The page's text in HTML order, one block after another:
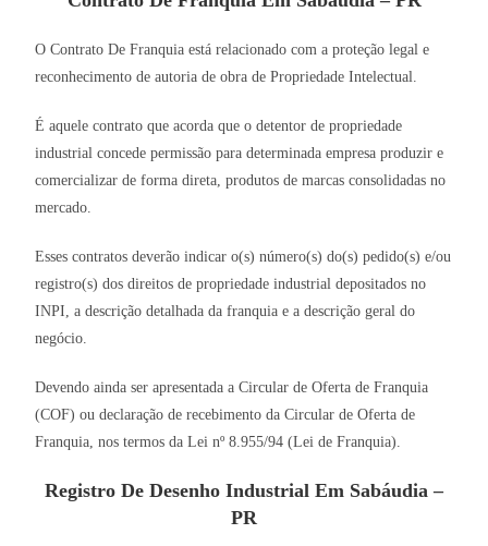
O Contrato De Franquia está relacionado com a proteção legal e
reconhecimento de autoria de obra de Propriedade Intelectual.
É aquele contrato que acorda que o detentor de propriedade
industrial concede permissão para determinada empresa produzir e
comercializar de forma direta, produtos de marcas consolidadas no
mercado.
Esses contratos deverão indicar o(s) número(s) do(s) pedido(s) e/ou
registro(s) dos direitos de propriedade industrial depositados no
INPI, a descrição detalhada da franquia e a descrição geral do
negócio.
Devendo ainda ser apresentada a Circular de Oferta de Franquia
(COF) ou declaração de recebimento da Circular de Oferta de
Franquia, nos termos da Lei nº 8.955/94 (Lei de Franquia).
Registro De Desenho Industrial Em Sabáudia –
PR